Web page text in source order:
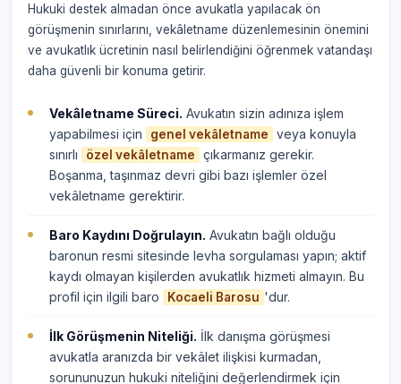
Hukuki destek almadan önce avukatla yapılacak ön
görüşmenin sınırlarını, vekâletname düzenlemesinin önemini
ve avukatlık ücretinin nasıl belirlendiğini öğrenmek vatandaşı
daha güvenli bir konuma getirir.
Vekâletname Süreci. Avukatın sizin adınıza işlem
yapabilmesi için
genel vekâletname
veya konuyla
sınırlı
özel vekâletname
çıkarmanız gerekir.
Boşanma, taşınmaz devri gibi bazı işlemler özel
vekâletname gerektirir.
Baro Kaydını Doğrulayın. Avukatın bağlı olduğu
baronun resmi sitesinde levha sorgulaması yapın; aktif
kaydı olmayan kişilerden avukatlık hizmeti almayın. Bu
profil için ilgili baro
Kocaeli Barosu 'dur.
İlk Görüşmenin Niteliği. İlk danışma görüşmesi
avukatla aranızda bir vekâlet ilişkisi kurmadan,
sorununuzun hukuki niteliğini değerlendirmek için